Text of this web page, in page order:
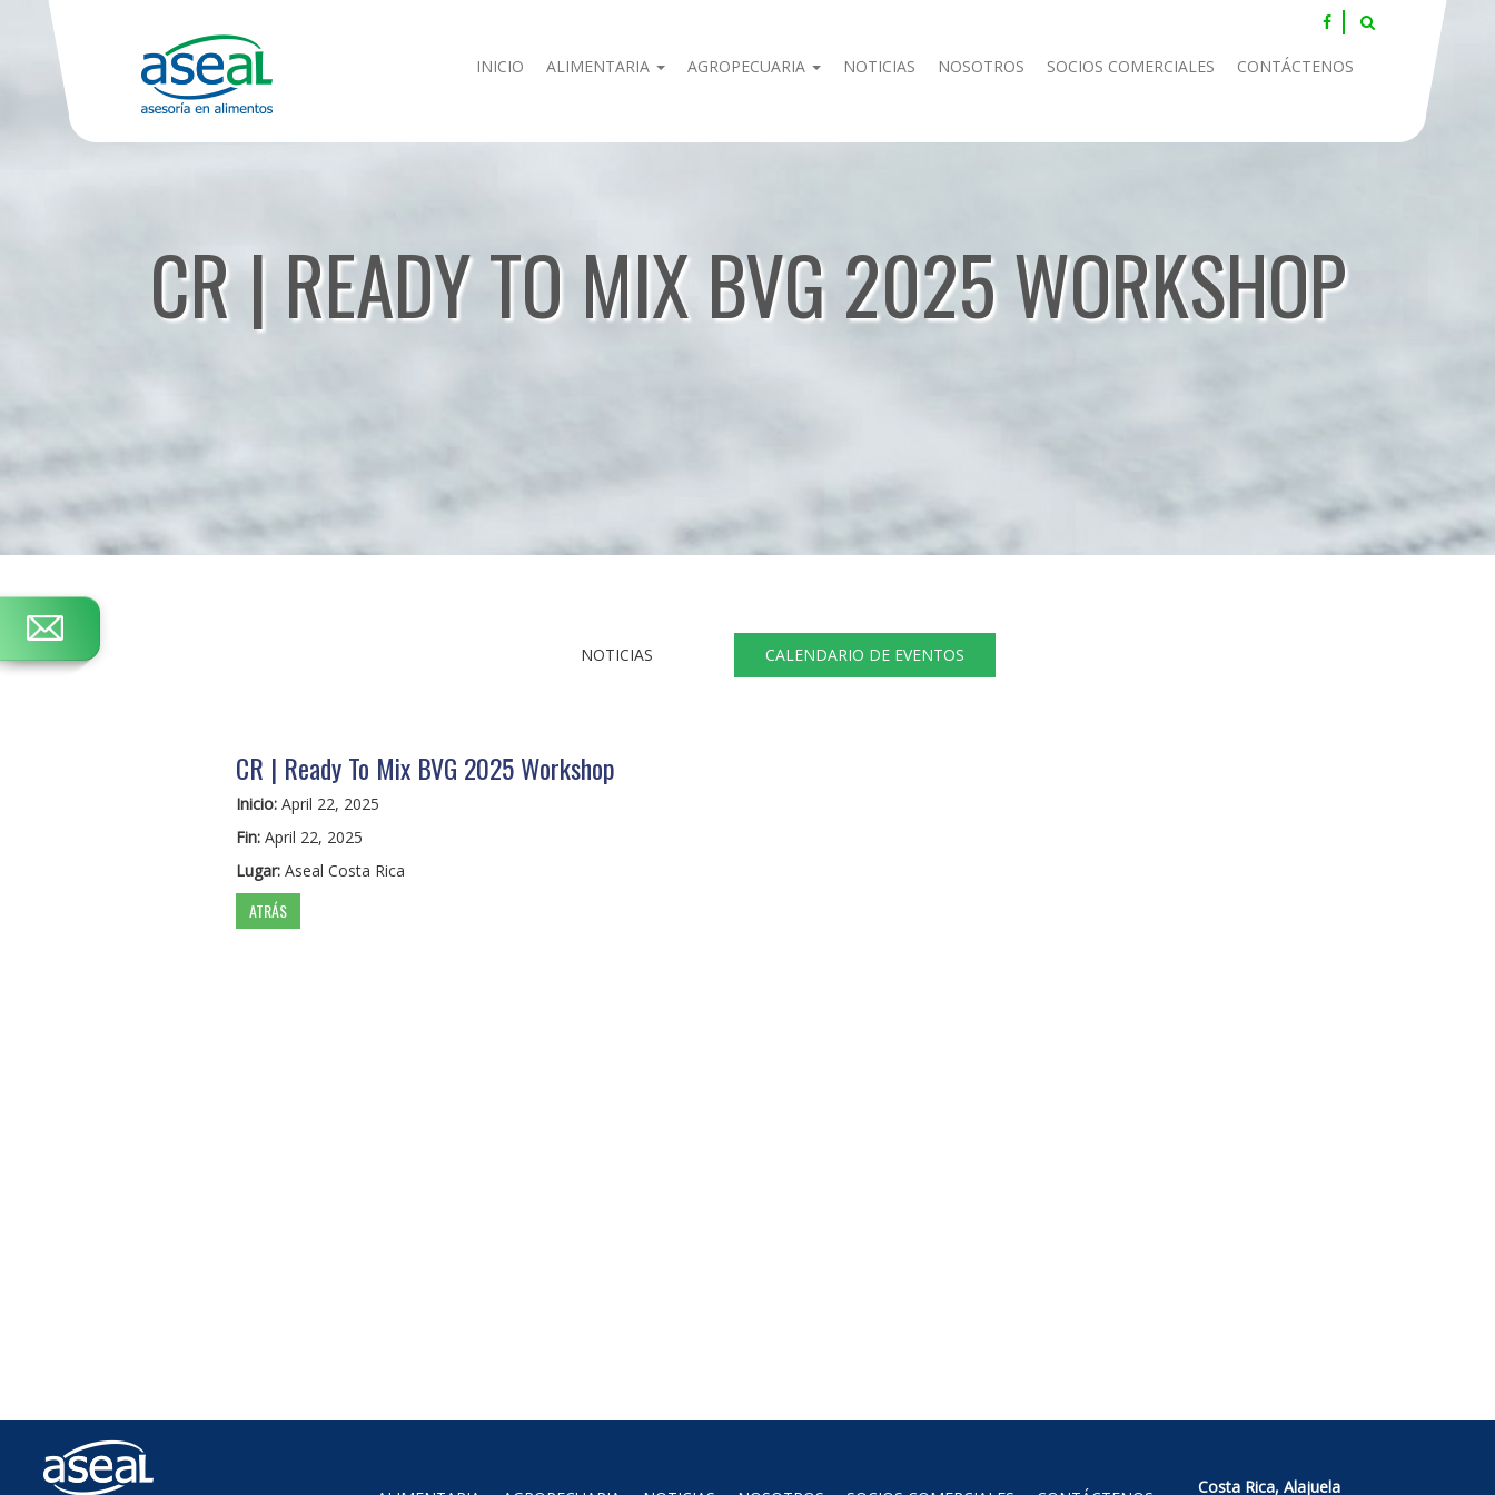
INICIO ALIMENTARIA AGROPECUARIA NOTICIAS NOSOTROS SOCIOS COMERCIALES CONTÁCTENOS
CR | READY TO MIX BVG 2025 WORKSHOP
NOTICIAS CALENDARIO DE EVENTOS
CR | Ready To Mix BVG 2025 Workshop
Inicio: April 22, 2025
Fin: April 22, 2025
Lugar: Aseal Costa Rica
ATRÁS
Costa Rica, Alajuela